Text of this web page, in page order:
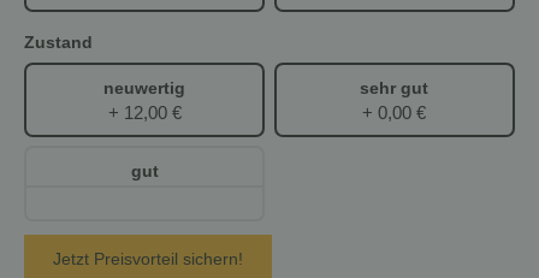
Zustand
neuwertig
+ 12,00 €
sehr gut
+ 0,00 €
gut
Jetzt Preisvorteil sichern!